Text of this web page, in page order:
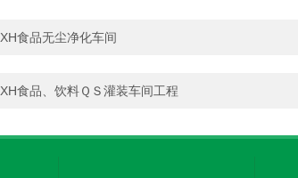
XH食品无尘净化车间
XH食品、饮料ＱＳ灌装车间工程